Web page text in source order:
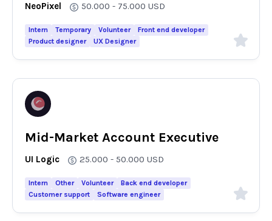
NeoPixel 50.000 - 75.000 USD
Intern Temporary Volunteer
Front end developer
Product designer
UX Designer
Mid-Market Account Executive
UI Logic 25.000 - 50.000 USD
Intern Other Volunteer
Back end developer
Customer support
Software engineer